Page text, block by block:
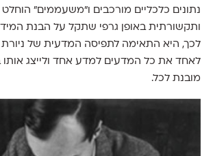
נתונים כלכליים מורכבים ו"משעממים"
ותקשורתית באופן גרפי שתקל על הבנת
לכך, היא התאימה לתפיסה המדעית של ניורת
לאחד את כל המדעים למדע אחד ולייצג
מובנת לכל.